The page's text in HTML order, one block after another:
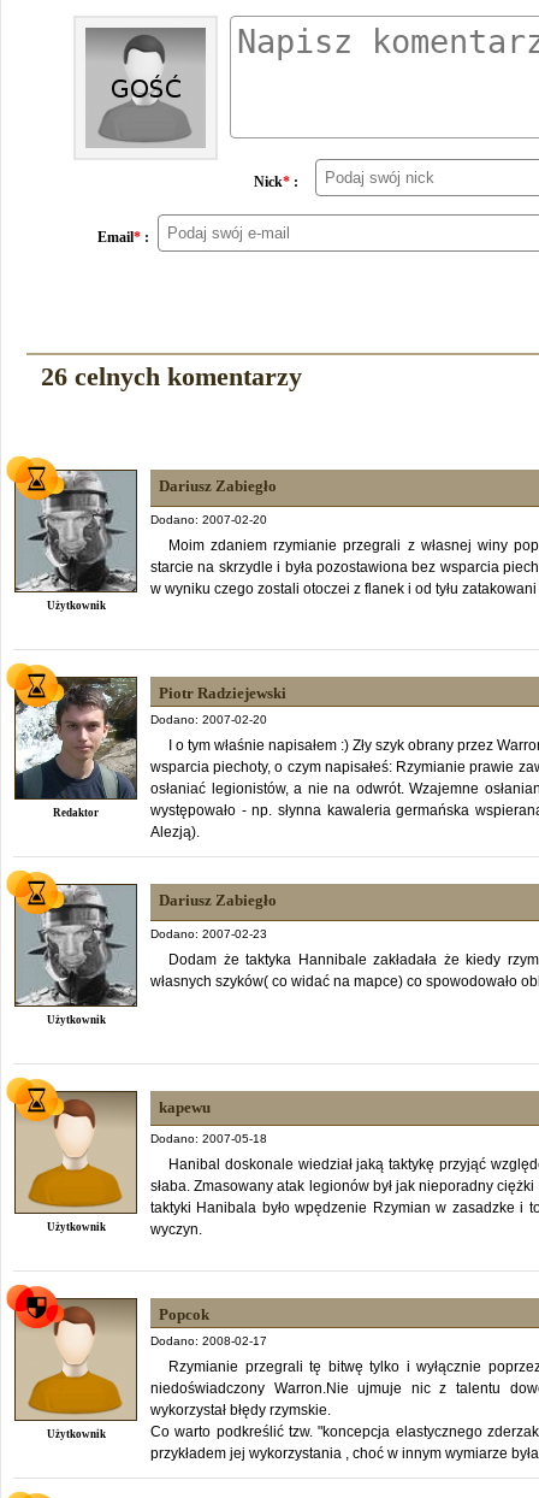
Nick* :
Email* :
26 celnych komentarzy
Użytkownik
Dariusz Zabiegło
Dodano: 2007-02-20
Moim zdaniem rzymianie przegrali z własnej winy
starcie na skrzydle i była pozostawiona bez wsparcia
w wyniku czego zostali otoczei z flanek i od tyłu
Redaktor
Piotr Radziejewski
Dodano: 2007-02-20
I o tym właśnie napisałem :) Zły szyk obrany przez
wsparcia piechoty, o czym napisałeś: Rzymianie prawie
osłaniać legionistów, a nie na odwrót. Wzajemne
występowało - np. słynna kawaleria germańska
Alezją).
Użytkownik
Dariusz Zabiegło
Dodano: 2007-02-23
Dodam że taktyka Hannibale zakładała że kiedy
własnych szyków( co widać na mapce) co spowodowało
Użytkownik
kapewu
Dodano: 2007-05-18
Hanibal doskonale wiedział jaką taktykę przyjąć
słaba. Zmasowany atak legionów był jak nieporadny
taktyki Hanibala było wpędzenie Rzymian w zasadzke i
wyczyn.
Użytkownik
Popcok
Dodano: 2008-02-17
Rzymianie przegrali tę bitwę tylko i wyłącznie
niedoświadczony Warron.Nie ujmuje nic z talentu
wykorzystał błędy rzymskie.
Co warto podkreślić tzw. "koncepcja elastycznego
przykładem jej wykorzystania , choć w innym wymiarze